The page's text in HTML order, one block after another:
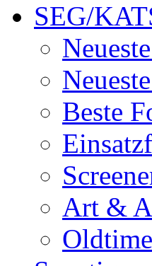
SEG/
Beste
Art &